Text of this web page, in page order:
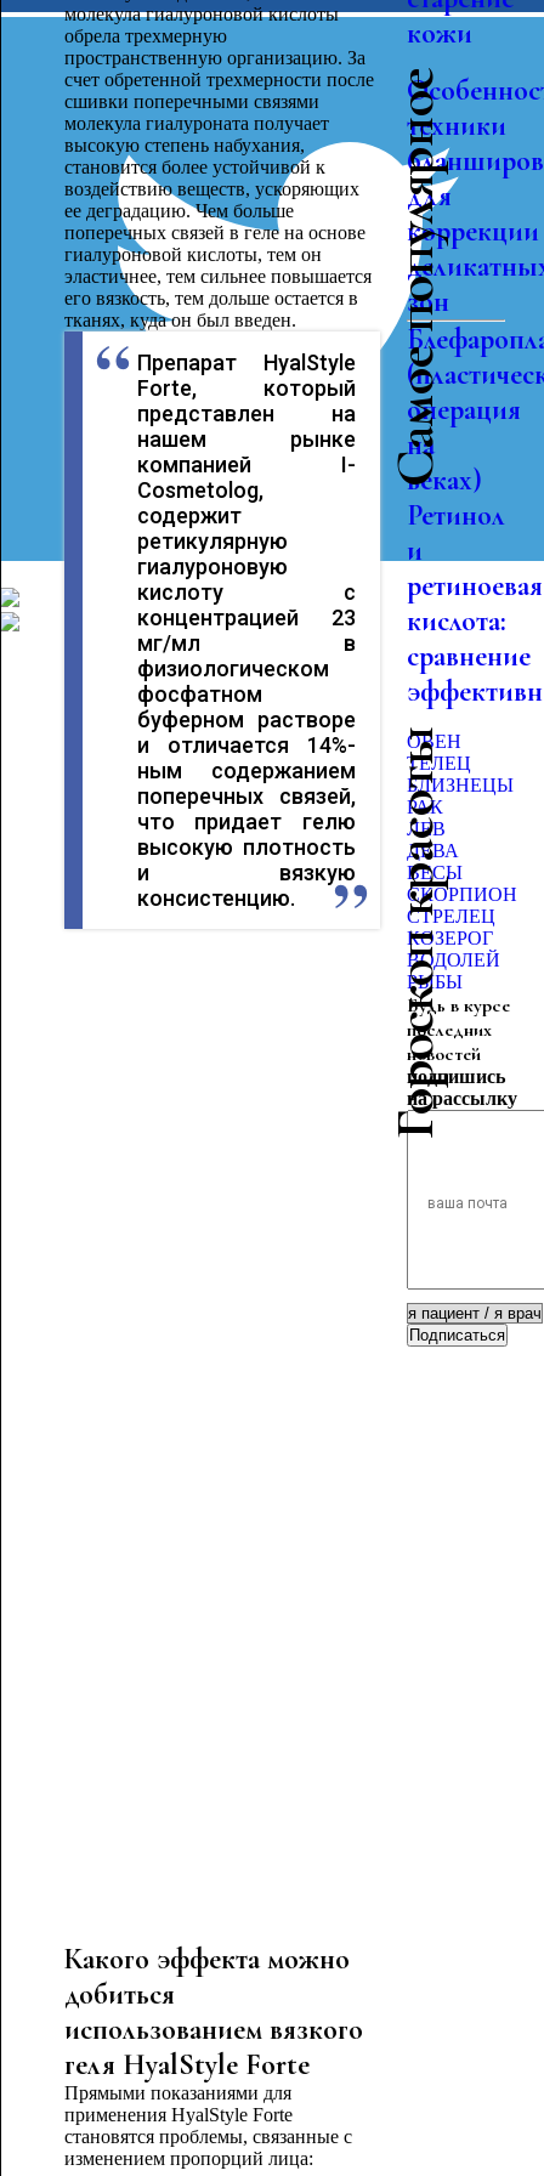
молекула гиалуроновой кислоты
обрела трехмерную
пространственную организацию. За
счет обретенной трехмерности после
сшивки поперечными связями
молекула гиалуроната получает
высокую степень набухания,
становится более устойчивой к
воздействию веществ, ускоряющих
ее деградацию. Чем больше
поперечных связей в геле на основе
гиалуроновой кислоты, тем он
эластичнее, тем сильнее повышается
его вязкость, тем дольше остается в
тканях, куда он был введен.
Препарат HyalStyle
Forte, который
представлен на
нашем рынке
компанией I-
Cosmetolog,
содержит
ретикулярную
гиалуроновую
кислоту с
концентрацией 23
мг/мл в
физиологическом
фосфатном
буферном растворе
и отличается 14%-
ным содержанием
поперечных связей,
что придает гелю
высокую плотность
и вязкую
консистенцию.
Какого эффекта можно
добиться
использованием вязкого
геля HyalStyle Forte
Прямыми показаниями для
применения HyalStyle Forte
становятся проблемы, связанные с
изменением пропорций лица:
кожи
Самое популярное
техники
для
коррекции
зон
операция
на
веках)
Ретинол
и
ретиноевая
кислота:
сравнение
Гороскоп красоты
ОВЕН
ТЕЛЕЦ
БЛИЗНЕЦЫ
РАК
ЛЕВ
ДЕВА
ВЕСЫ
СКОРПИОН
СТРЕЛЕЦ
КОЗЕРОГ
ВОДОЛЕЙ
РЫБЫ
Будь в курсе
последних
новостей
подпишись
на рассылку
Подписаться